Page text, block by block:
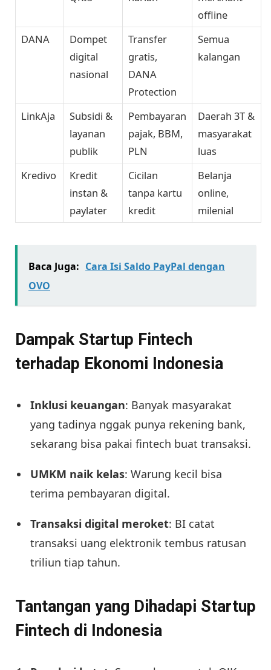
offline
DANA
Dompet
digital
nasional
Transfer
gratis,
DANA
Protection
Semua
kalangan
LinkAja
Subsidi &
layanan
publik
Pembayaran
pajak, BBM,
PLN
Daerah 3T &
masyarakat
luas
Kredivo
Kredit
instan &
paylater
Cicilan
tanpa kartu
kredit
Belanja
online,
milenial
Baca Juga: Cara Isi Saldo PayPal dengan
OVO
Dampak Startup Fintech
terhadap Ekonomi Indonesia
Inklusi keuangan: Banyak masyarakat
yang tadinya nggak punya rekening bank,
sekarang bisa pakai fintech buat transaksi.
UMKM naik kelas: Warung kecil bisa
terima pembayaran digital.
Transaksi digital meroket: BI catat
transaksi uang elektronik tembus ratusan
triliun tiap tahun.
Tantangan yang Dihadapi Startup
Fintech di Indonesia